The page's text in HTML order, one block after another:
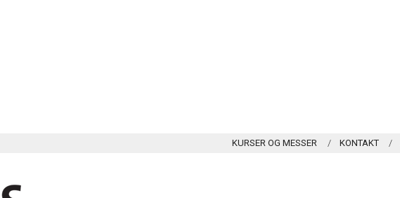
KURSER OG MESSER KONTAKT